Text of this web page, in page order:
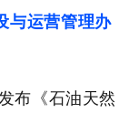
与运营管理办
布《石油天然